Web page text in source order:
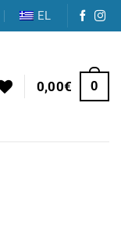
EL
0,00€ 0